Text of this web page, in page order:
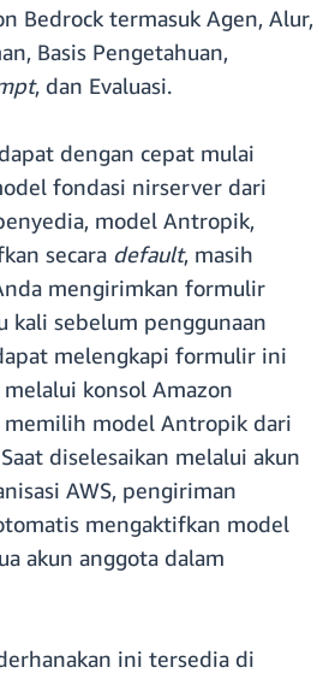
Bedrock termasuk Agen, Alur,
Basis Pengetahuan,
, dan Evaluasi.
dengan cepat mulai
fondasi nirserver dari
model Antropik,
secara default, masih
mengirimkan formulir
kali sebelum penggunaan
melengkapi formulir ini
konsol Amazon
memilih model Antropik dari
diselesaikan melalui akun
AWS, pengiriman
mengaktifkan model
akun anggota dalam
ini tersedia di